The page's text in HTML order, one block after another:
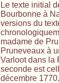
Le texte initial
Bourbonne à
versions du
madame de
Pruneveaux à
Varloot dans la
seconde est
décembre